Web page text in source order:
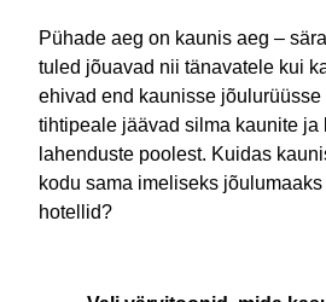
Pühade aeg on kaunis aeg –
tuled jõuavad nii tänavatele kui
ehivad end kaunisse
tihtipeale jäävad silma kaunite ja
lahenduste poolest. Kuidas
kodu sama imeliseks
hotellid?